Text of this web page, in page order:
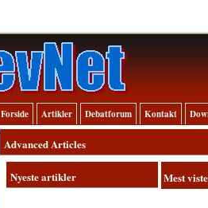
Forside Artikler Debatforum Kontakt
Advanced Articles
Nyeste artikler Mest